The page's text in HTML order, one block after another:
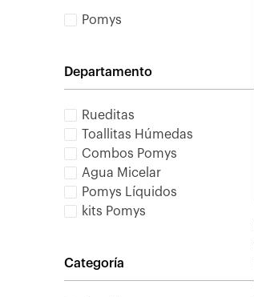
Pomys
Departamento
Rueditas
Toallitas Húmedas
Combos Pomys
Agua Micelar
Pomys Líquidos
kits Pomys
Categoría